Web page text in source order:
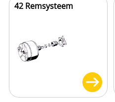
42 Remsysteem